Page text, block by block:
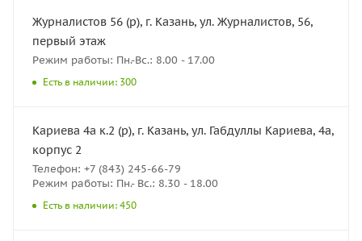
Журналистов 56 (р), г. Казань, ул. Журналистов, 56,
первый этаж
Режим работы: Пн.-Вс.: 8.00 - 17.00
Есть в наличии: 300
Кариева 4а к.2 (р), г. Казань, ул. Габдуллы Кариева, 4а,
корпус 2
Телефон: +7 (843) 245-66-79
Режим работы: Пн.- Вс.: 8.30 - 18.00
Есть в наличии: 450